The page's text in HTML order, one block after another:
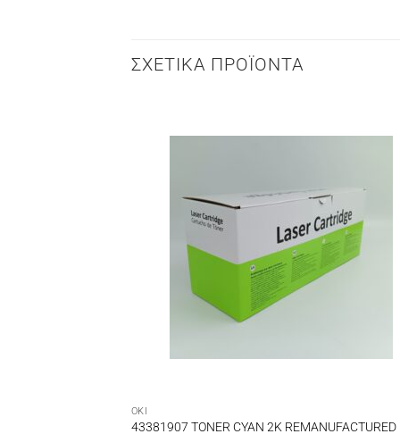
ΣΧΕΤΙΚΆ ΠΡΟΪΌΝΤΑ
OKI
43381907 TONER CYAN 2K REMANUFACTURED